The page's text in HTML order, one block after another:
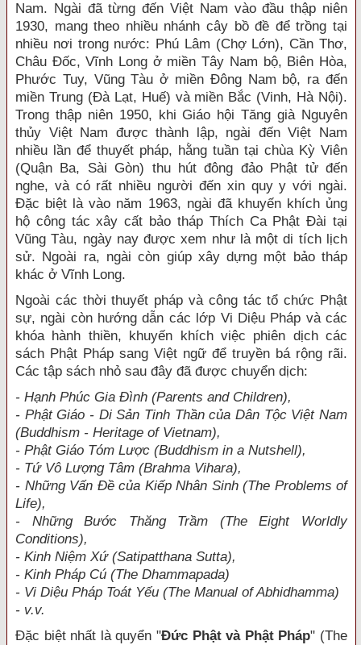
Nam. Ngài đã từng đến Việt Nam vào đầu thập niên
1930, mang theo nhiều nhánh cây bồ đề để trồng tại
nhiều nơi trong nước: Phú Lâm (Chợ Lớn), Cần Thơ,
Châu Đốc, Vĩnh Long ở miền Tây Nam bộ, Biên Hòa,
Phước Tuy, Vũng Tàu ở miền Đông Nam bộ, ra đến
miền Trung (Đà Lạt, Huế) và miền Bắc (Vinh, Hà Nội).
Trong thập niên 1950, khi Giáo hội Tăng già Nguyên
thủy Việt Nam được thành lập, ngài đến Việt Nam
nhiều lần để thuyết pháp, hằng tuần tại chùa Kỳ Viên
(Quận Ba, Sài Gòn) thu hút đông đảo Phật tử đến
nghe, và có rất nhiều người đến xin quy y với ngài.
Đặc biệt là vào năm 1963, ngài đã khuyến khích ủng
hộ công tác xây cất bảo tháp Thích Ca Phật Đài tại
Vũng Tàu, ngày nay được xem như là một di tích lịch
sử. Ngoài ra, ngài còn giúp xây dựng một bảo tháp
khác ở Vĩnh Long.
Ngoài các thời thuyết pháp và công tác tổ chức Phật
sự, ngài còn hướng dẫn các lớp Vi Diệu Pháp và các
khóa hành thiền, khuyến khích việc phiên dịch các
sách Phật Pháp sang Việt ngữ để truyền bá rộng rãi.
Các tập sách nhỏ sau đây đã được chuyển dịch:
- Hạnh Phúc Gia Đình (Parents and Children),
- Phật Giáo - Di Sản Tinh Thần của Dân Tộc Việt Nam
(Buddhism - Heritage of Vietnam),
- Phật Giáo Tóm Lược (Buddhism in a Nutshell),
- Tứ Vô Lượng Tâm (Brahma Vihara),
- Những Vấn Đề của Kiếp Nhân Sinh (The Problems of
Life),
- Những Bước Thăng Trầm (The Eight Worldly
Conditions),
- Kinh Niệm Xứ (Satipatthana Sutta),
- Kinh Pháp Cú (The Dhammapada)
- Vi Diệu Pháp Toát Yếu (The Manual of Abhidhamma)
- v.v.
Đặc biệt nhất là quyển "Đức Phật và Phật Pháp" (The